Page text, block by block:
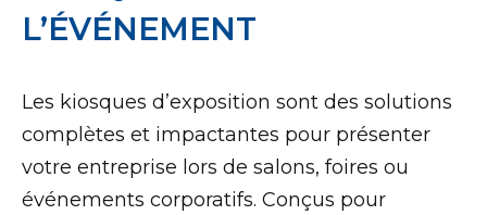
L’ÉVÉNEMENT
Les kiosques d’exposition sont des solutions
complètes et impactantes pour présenter
votre entreprise lors de salons, foires ou
événements corporatifs. Conçus pour